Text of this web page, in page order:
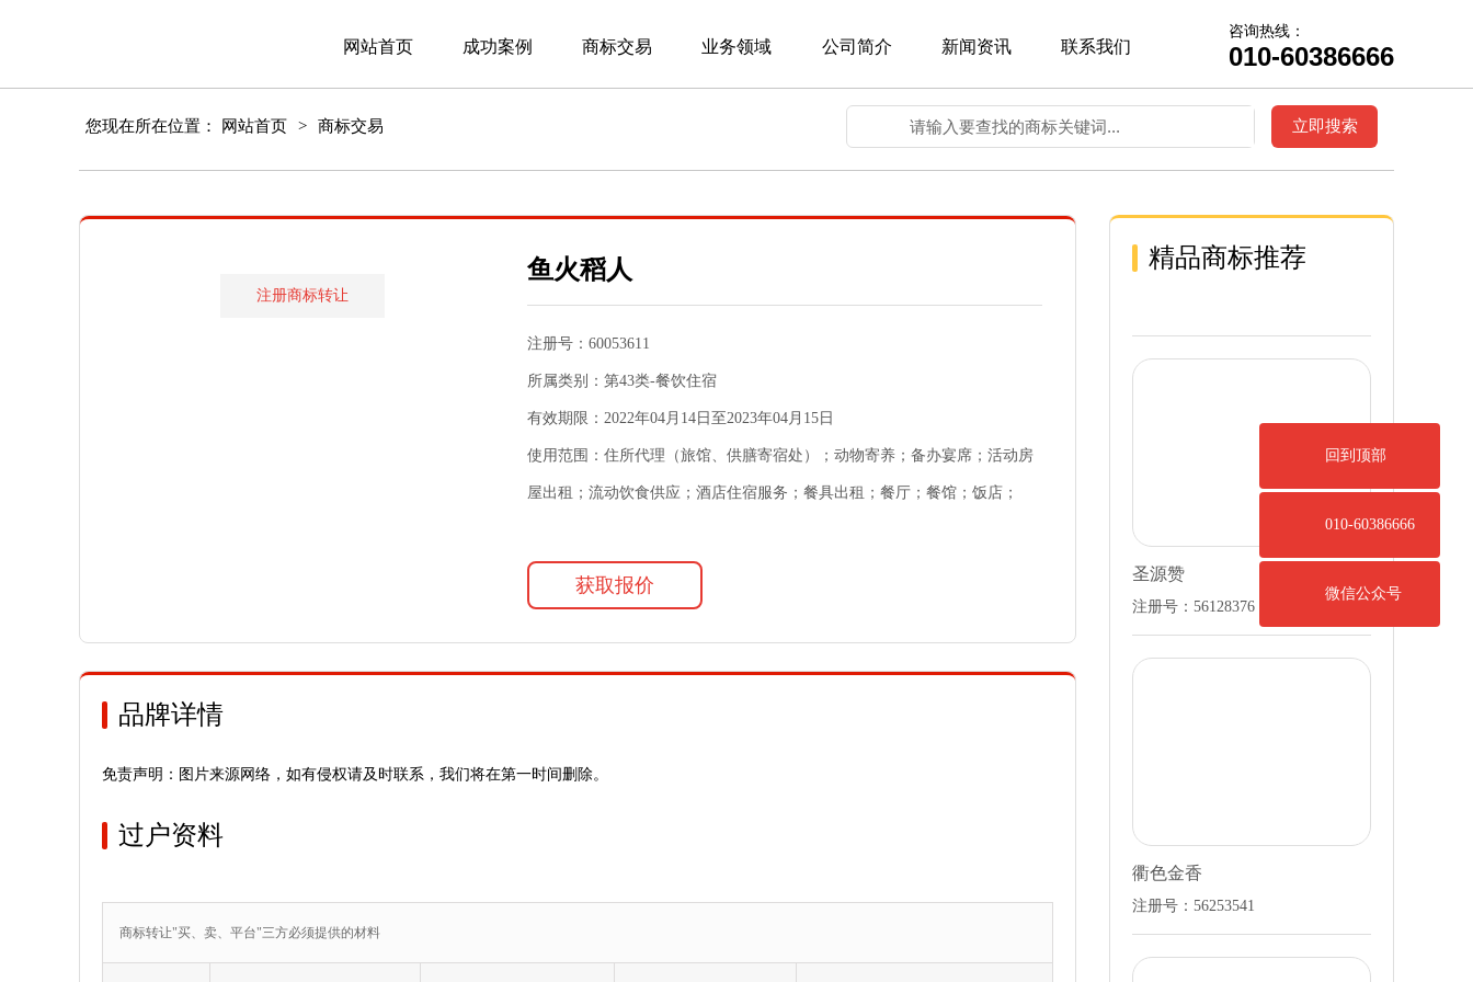
回到顶部
010-60386666
微信公众号
网站首页 成功案例 商标交易 业务领域 公司简介 新闻资讯 联系我们
咨询热线：
010-60386666
您现在所在位置： 网站首页 > 商标交易
注册商标转让
鱼火稻人
注册号：60053611
所属类别：第43类-餐饮住宿
有效期限：2022年04月14日至2023年04月15日
使用范围：住所代理（旅馆、供膳寄宿处）；动物寄养；备办宴席；活动房
屋出租；流动饮食供应；酒店住宿服务；餐具出租；餐厅；餐馆；饭店；
获取报价
品牌详情
免责声明：图片来源网络，如有侵权请及时联系，我们将在第一时间删除。
过户资料
商标转让"买、卖、平台"三方必须提供的材料
精品商标推荐
圣源赞
注册号：56128376
衢色金香
注册号：56253541